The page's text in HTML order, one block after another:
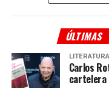
Tras haber cumplido
ubicada en el barrio
Teresa Rodríguez y
segunda entrega del
ÚLTIMAS
LITERATURA
Carlos
cartelera